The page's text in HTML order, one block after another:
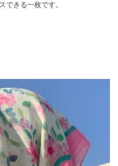
できる一枚です。